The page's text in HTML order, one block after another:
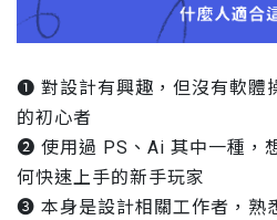
❶ 對設計有興趣，但沒有軟體
的初心者
❷ 使用過 PS、Ai 其中一種，
何快速上手的新手玩家
❸ 本身是設計相關工作者，熟